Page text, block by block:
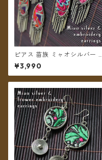
ピアス 苗族 ミャオシルバー 刺
繍古布 舟形 【メール便送料無
料】
¥3,990